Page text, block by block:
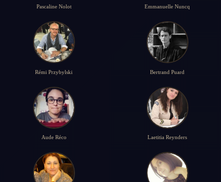
Pascaline Nolot Emmanuelle Nuncq
Rémi Przybylski Bertrand Puard
Aude Réco Laetitia Reynders